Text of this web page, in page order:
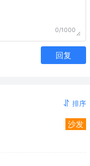
0/1000
回复
排序
沙发